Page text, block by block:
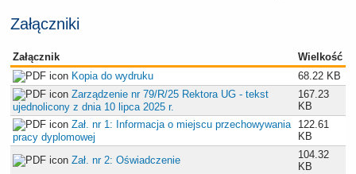
Załączniki
Załącznik
Wielkość
Kopia do wydruku
68.22 KB
Zarządzenie nr 79/R/25 Rektora UG - tekst
ujednolicony z dnia 10 lipca 2025 r.
167.23
KB
Zał. nr 1: Informacja o miejscu przechowywania
pracy dyplomowej
122.61
KB
Zał. nr 2: Oświadczenie
104.32
KB